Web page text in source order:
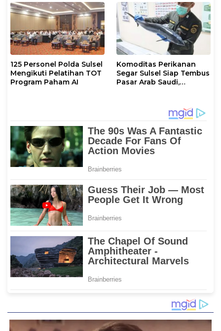
125 Personel Polda Sulsel
Mengikuti Pelatihan TOT
Program Paham AI
Komoditas Perikanan
Segar Sulsel Siap Tembus
Pasar Arab Saudi,